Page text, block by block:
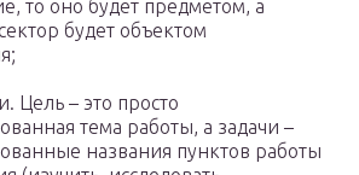
то оно будет предметом, а
будет объектом
Цель – это просто
тема работы, а задачи –
названия пунктов работы